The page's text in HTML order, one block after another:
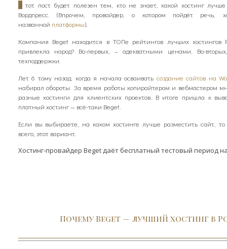
Э тот пост будет полезен тем, кто не знает, какой хостинг
Вордпресс. (Впрочем, провайдер, о котором пойдёт речь,
названной платформы).
Компания Beget находится в ТОПе рейтингов лучших
привлекла народ? Во-первых, – адекватными ценами. Во-
техподдержки.
Лет 6 тому назад, когда я начала осваивать создание сайтов на
набирал обороты. За время работы копирайтером и вебмастером
разные хостинги для клиентских проектов. В итоге пришла к
платный хостинг — всё-таки Beget.
Если вы выбираете, на каком хостинге лучше разместить сайт, то
всего, этот вариант.
Хостинг-провайдер Beget даёт бесплатный тестовый период
Почему Beget — лучший хостинг в